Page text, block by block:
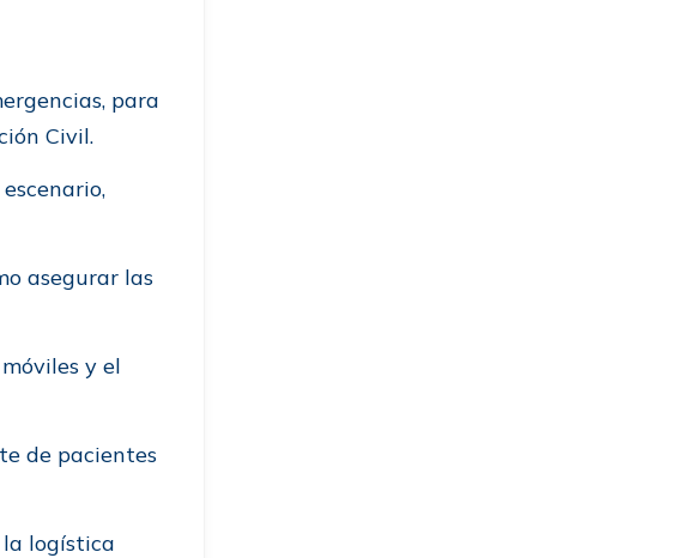
para
Civil.
asegurar las
y el
de pacientes
la logística